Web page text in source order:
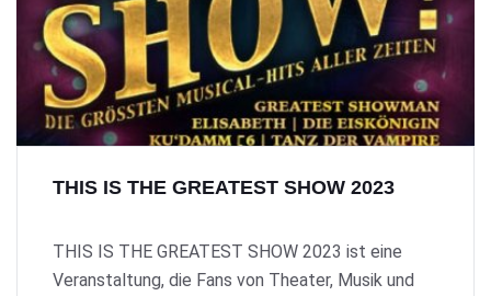
THIS IS THE GREATEST SHOW 2023
THIS IS THE GREATEST SHOW 2023 ist eine
Veranstaltung, die Fans von Theater, Musik und